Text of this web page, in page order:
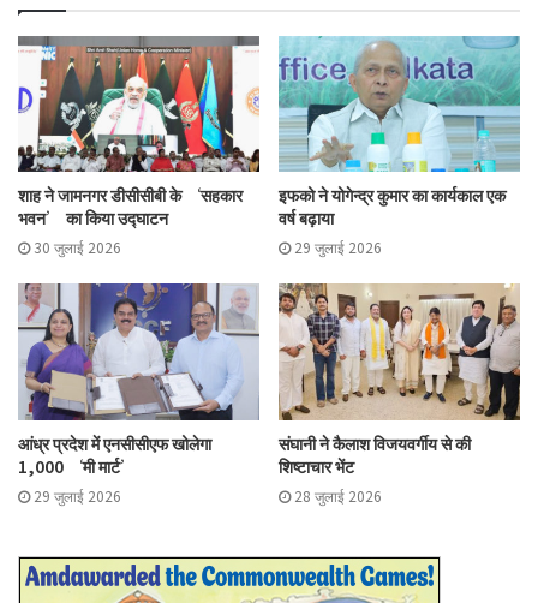
शाह ने जामनगर डीसीसीबी के ‘सहकार
भवन’ का किया उद्घाटन
30 जुलाई 2026
इफको ने योगेन्द्र कुमार का कार्यकाल एक
वर्ष बढ़ाया
29 जुलाई 2026
आंध्र प्रदेश में एनसीसीएफ खोलेगा
1,000 ‘मी मार्ट’
29 जुलाई 2026
संघानी ने कैलाश विजयवर्गीय से की
शिष्टाचार भेंट
28 जुलाई 2026